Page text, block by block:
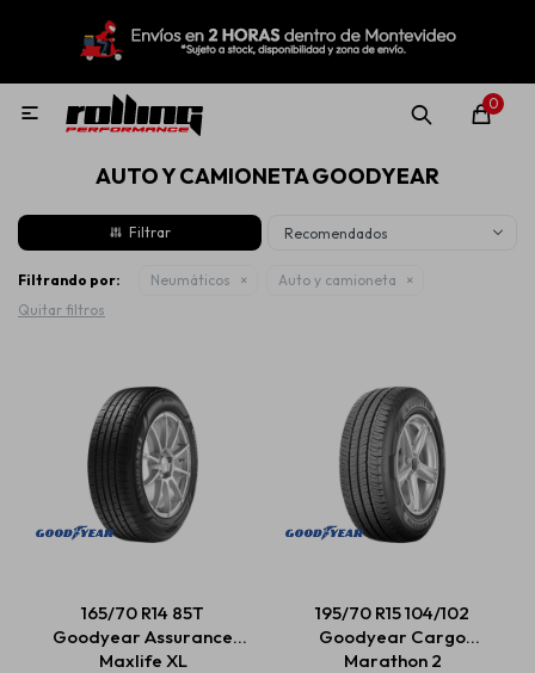
0

AUTO Y CAMIONETA GOODYEAR
Recomendados
Filtrando por: Neumáticos
Auto y camioneta
Quitar filtros
165/70 R14 85T
Goodyear Assurance
Maxlife XL
195/70 R15 104/102
Goodyear Cargo
Marathon 2
MI CUENTA
Nuevo! Rolling Repuestos
Llantas
Aditivos
Aerosoles
Estética automotriz